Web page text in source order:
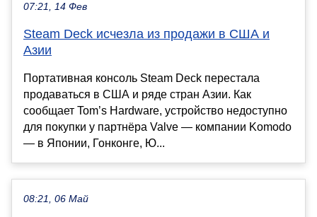
07:21, 14 Фев
Steam Deck исчезла из продажи в США и
Азии
Портативная консоль Steam Deck перестала
продаваться в США и ряде стран Азии. Как
сообщает Tom’s Hardware, устройство недоступно
для покупки у партнёра Valve — компании Komodo
— в Японии, Гонконге, Ю...
08:21, 06 Май